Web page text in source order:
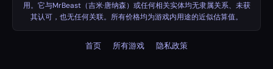
用。它与MrBeast（吉米·唐纳森）或任何相关实体均无隶属关系、未获
其认可，也无任何关联。所有价格均为游戏内用途的近似估算值。
首页 所有游戏 隐私政策